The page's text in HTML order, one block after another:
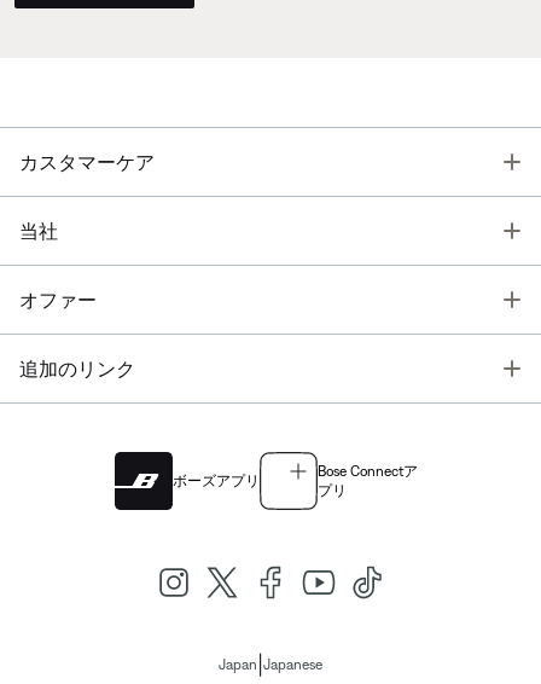
カスタマーケア
当社
オファー
追加のリンク
ボーズアプリ
Bose Connectア
プリ
Japan Japanese